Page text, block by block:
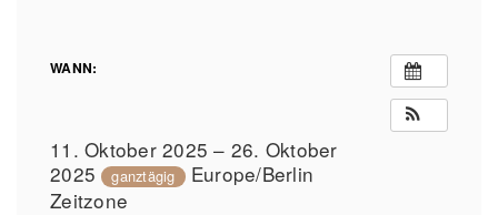
WANN:
11. Oktober 2025 – 26. Oktober
2025 ganztägig
Europe/Berlin
Zeitzone